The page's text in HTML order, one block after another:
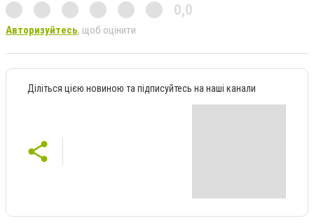
0,0
Авторизуйтесь, щоб оцінити
Діліться цією новиною та підписуйтесь на наші канали